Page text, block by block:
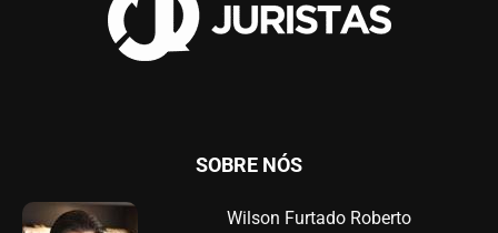
SOBRE NÓS
Wilson Furtado Roberto